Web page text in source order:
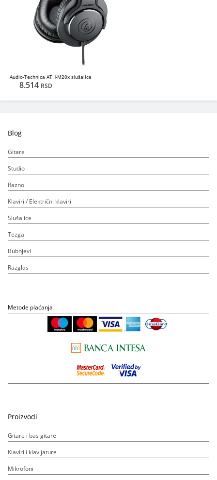
Audio-Technica ATH-M20x slušalice
8.514 RSD
Blog
Gitare
Studio
Razno
Klaviri / Električni klaviri
Slušalice
Tezga
Bubnjevi
Razglas
Metode plaćanja
Proizvodi
Gitare i bas gitare
Klaviri i klavijature
Mikrofoni